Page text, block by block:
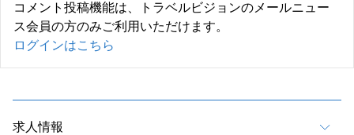
コメント投稿機能は、トラベルビジョンのメールニュー
ス会員の方のみご利用いただけます。
ログインはこちら
求人情報